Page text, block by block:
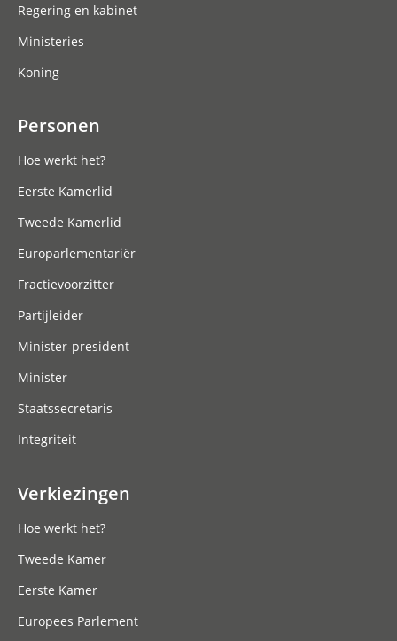
Regering en kabinet
Ministeries
Koning
Personen
Hoe werkt het?
Eerste Kamerlid
Tweede Kamerlid
Europarlementariër
Fractievoorzitter
Partijleider
Minister-president
Minister
Staatssecretaris
Integriteit
Verkiezingen
Hoe werkt het?
Tweede Kamer
Eerste Kamer
Europees Parlement